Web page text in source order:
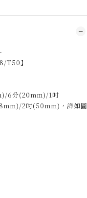
T50】
6分(20mm)/1吋
2吋(50mm)，詳如圖